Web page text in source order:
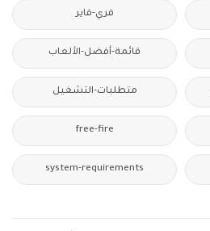
فري-فاير
قائمة-أفضل-الألعاب
متطلبات-التشغيل
free-fire
system-requirements